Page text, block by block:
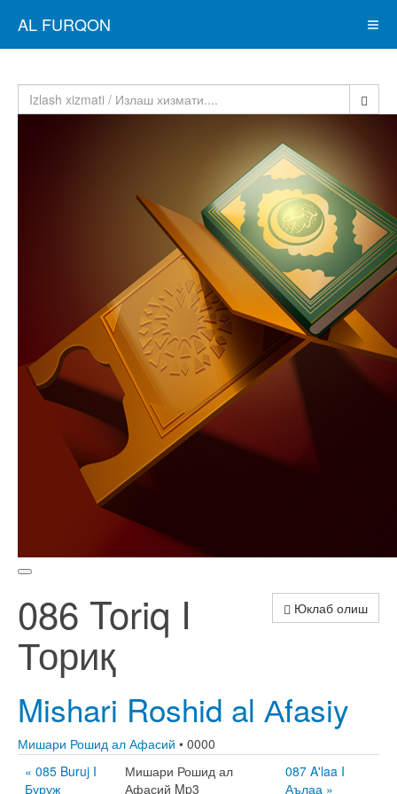
AL FURQON
Юклаб олиш
086 Toriq I
Ториқ
Mishari Roshid al Аfasiy
Мишари Рошид ал Афасий • 0000
« 085 Buruj I
Буруж
Мишари Рошид ал
Афасий Mp3
087 A'laa I
Аълаа »